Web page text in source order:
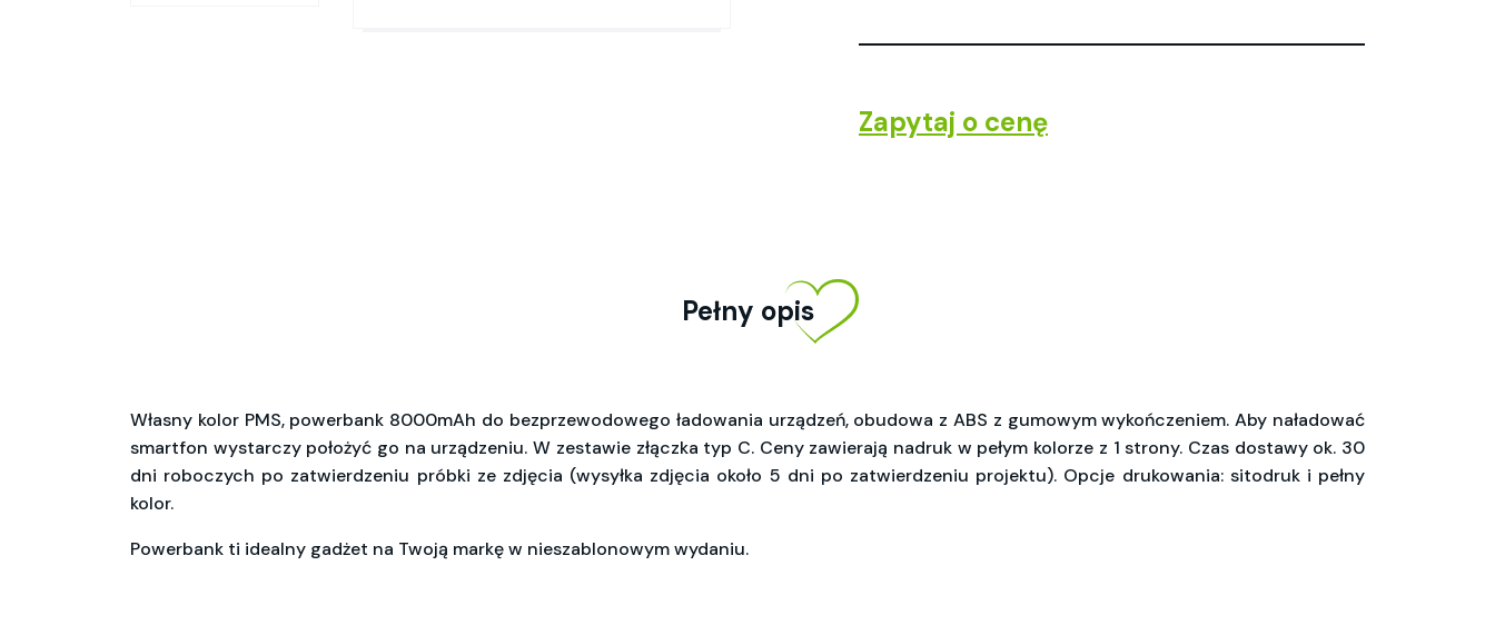
Zapytaj o cenę
Pełny opis
Własny kolor PMS, powerbank 8000mAh do bezprzewodowego ładowania urządzeń, obudowa z ABS z gumowym wykończeniem. Aby naładować
smartfon wystarczy położyć go na urządzeniu. W zestawie złączka typ C. Ceny zawierają nadruk w pełym kolorze z 1 strony. Czas dostawy ok. 30
dni roboczych po zatwierdzeniu próbki ze zdjęcia (wysyłka zdjęcia około 5 dni po zatwierdzeniu projektu). Opcje drukowania: sitodruk i pełny
kolor.
Powerbank ti idealny gadżet na Twoją markę w nieszablonowym wydaniu.